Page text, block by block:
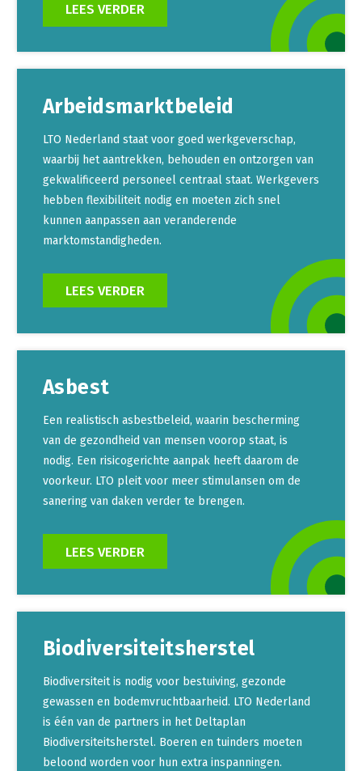
LEES VERDER
Arbeidsmarktbeleid
LTO Nederland staat voor goed werkgeverschap,
waarbij het aantrekken, behouden en ontzorgen van
gekwalificeerd personeel centraal staat. Werkgevers
hebben flexibiliteit nodig en moeten zich snel
kunnen aanpassen aan veranderende
marktomstandigheden.
LEES VERDER
Asbest
Een realistisch asbestbeleid, waarin bescherming
van de gezondheid van mensen voorop staat, is
nodig. Een risicogerichte aanpak heeft daarom de
voorkeur. LTO pleit voor meer stimulansen om de
sanering van daken verder te brengen.
LEES VERDER
Biodiversiteitsherstel
Biodiversiteit is nodig voor bestuiving, gezonde
gewassen en bodemvruchtbaarheid. LTO Nederland
is één van de partners in het Deltaplan
Biodiversiteitsherstel. Boeren en tuinders moeten
beloond worden voor hun extra inspanningen.